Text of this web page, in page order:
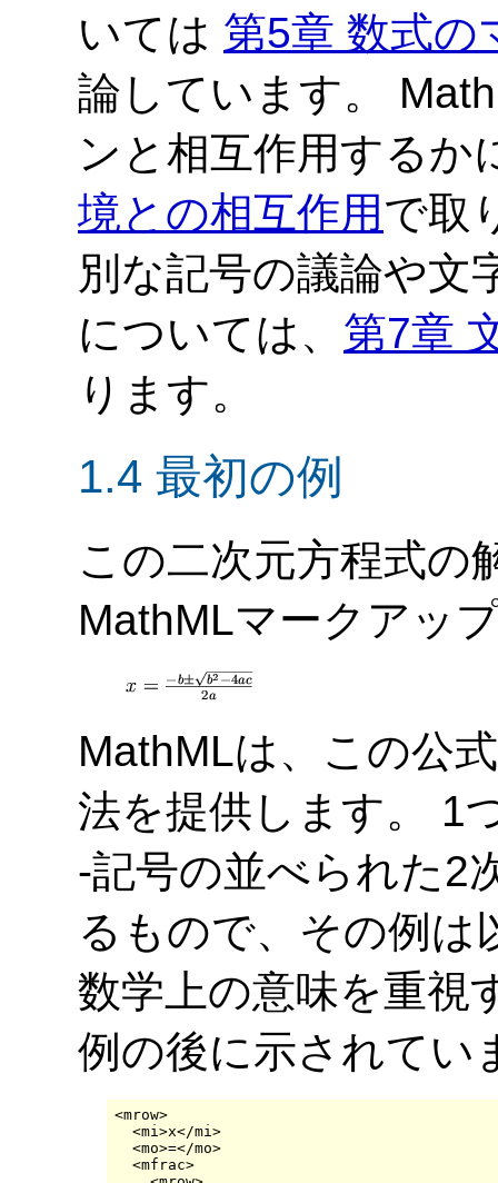
いては 第5章 数式の
論しています。
ンと相互作用するか
境との相互作用 で取
別な記号の議論や文
については、 第7章
ります。
1.4 最初の例
この二次元方程式の
MathMLマークアッ
MathMLは、この公
法を提供します。 1
-記号の並べられた2
るもので、その例は
数学上の意味を重視
例の後に示されてい
<mrow>
  <mi>x</mi>
  <mo>=</mo>
  <mfrac>